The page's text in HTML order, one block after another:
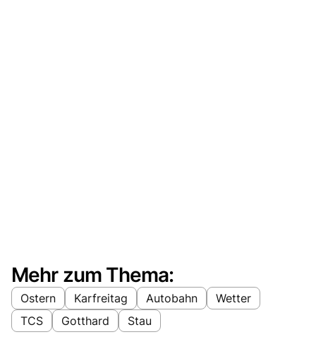
Mehr zum Thema:
Ostern Karfreitag Autobahn
Wetter
TCS
Gotthard Stau